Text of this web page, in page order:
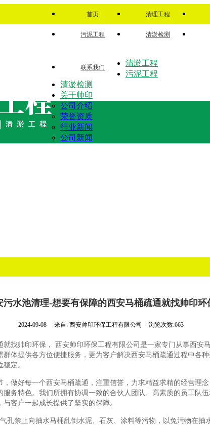
首页 清理工程
污泥工程 清淤检测
联系我们
清淤工程
污泥工程
清淤检测
关于帅印
公司介绍
荣誉资质
行业新闻
公司新闻
污水池清理-想要有保障的西安马桶疏通就找帅印环
2024-09-08 来自: 西安帅印环保工程有限公司 浏览次数:663
找帅印环保， 西安帅印环保工程有限公司是一家专门从事西安
体提供各方位便捷服务，更为客户解决西安马桶疏通过程中各
定。
做好每一个西安马桶疏通，注重信誉，力求精益求精的经营理
务特色。我们所拥有协调一致的合伙人团队、高素质的员工队
客户一起成长提供了坚实的保障。
孔禁止向抽水马桶乱倒水泥、石灰、涂料等污物，以免污物在